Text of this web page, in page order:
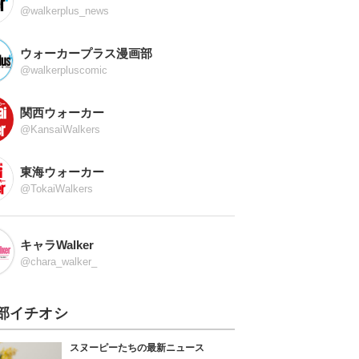
@walkerplus_news
ウォーカープラス漫画部
@walkerpluscomic
関西ウォーカー
@KansaiWalkers
東海ウォーカー
@TokaiWalkers
キャラWalker
@chara_walker_
イチオシ
スヌーピーたちの最新ニュース